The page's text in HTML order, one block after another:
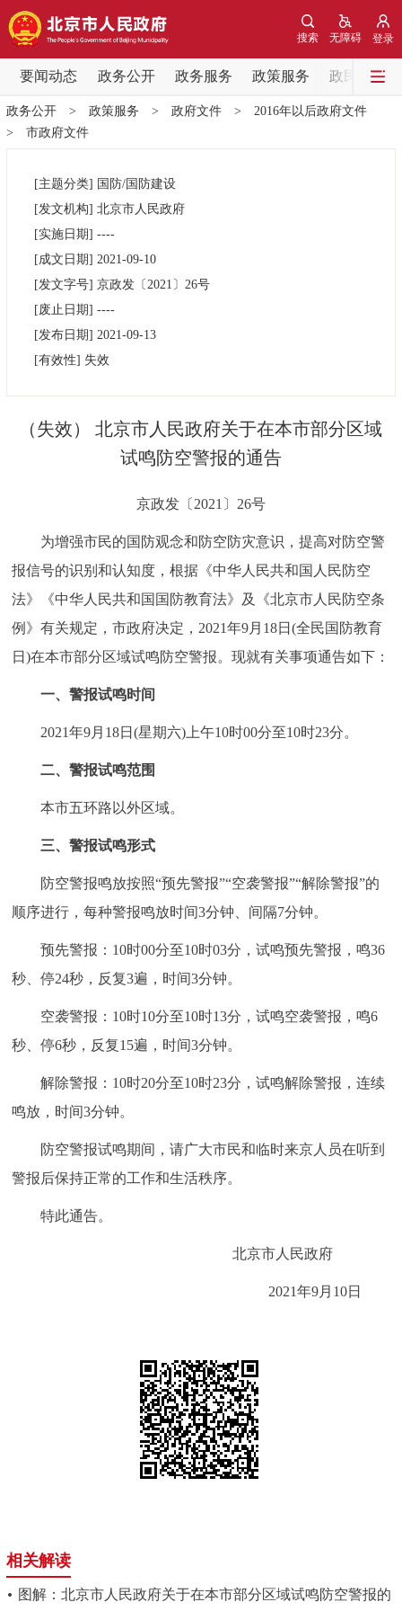
登录
无障碍
搜索
要闻动态 政务公开 政务服务 政策服务 政民互动
要闻动态
党中央精神 国务院信息 中央部委动态
各区热点
市领导
决策公开 专题公开
便民服务 利企服务 投资项目
中介服务 阳光政务
政民互动
参与调查
走进北京
绿色北京 图说北京 视频北京
多语种
한국어
ESPAÑOL
政务公开> 政策服务 > 政府文件> 2016年以后政府文件
> 市政府文件
[主题分类] 国防/国防建设
[发文机构] 北京市人民政府
[实施日期] ----
[成文日期] 2021-09-10
[发文字号] 京政发〔2021〕 26号
[废止日期] ----
[发布日期] 2021-09-13
[有效性] 失效
（失效） 北京市人民政府关于在本市部分区域
试鸣防空警报的通告
京政发〔2021〕26号
为增强市民的国防观念和防空防灾意识，提高对防空警
报信号的识别和认知度，根据《中华人民共和国人民防空
法》《中华人民共和国国防教育法》及《北京市人民防空条
例》有关规定，市政府决定，2021年9月18日(全民国防教育
日)在本市部分区域试鸣防空警报。现就有关事项通告如下：
一、警报试鸣时间
2021年9月18日(星期六)上午10时00分至10时23分。
二、警报试鸣范围
本市五环路以外区域。
三、警报试鸣形式
防空警报鸣放按照“预先警报”“空袭警报”“解除警报”的
顺序进行，每种警报鸣放时间3分钟、间隔7分钟。
预先警报：10时00分至10时03分，试鸣预先警报，鸣36
秒、停24秒，反复3遍，时间3分钟。
空袭警报：10时10分至10时13分，试鸣空袭警报，鸣6
秒、停6秒，反复15遍，时间3分钟。
解除警报：10时20分至10时23分，试鸣解除警报，连续
鸣放，时间3分钟。
防空警报试鸣期间，请广大市民和临时来京人员在听到
警报后保持正常的工作和生活秩序。
特此通告。
北京市人民政府
2021年9月10日
相关解读
图解：北京市人民政府关于在本市部分区域试鸣防空警报的